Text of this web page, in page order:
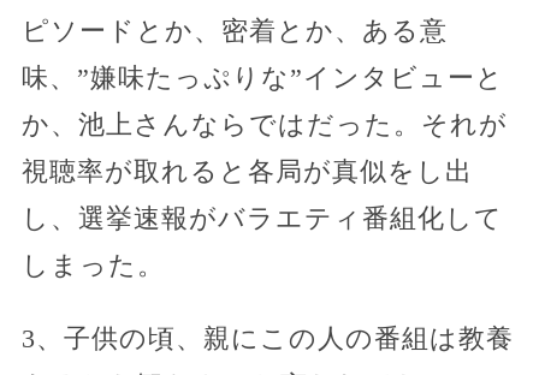
ピソードとか、密着とか、ある意
味、”嫌味たっぷりな”インタビューと
か、池上さんならではだった。それが
視聴率が取れると各局が真似をし出
し、選挙速報がバラエティ番組化して
しまった。
3、子供の頃、親にこの人の番組は教養